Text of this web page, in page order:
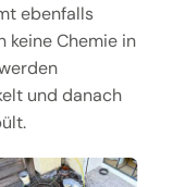
ebenfalls
keine Chemie in
und danach